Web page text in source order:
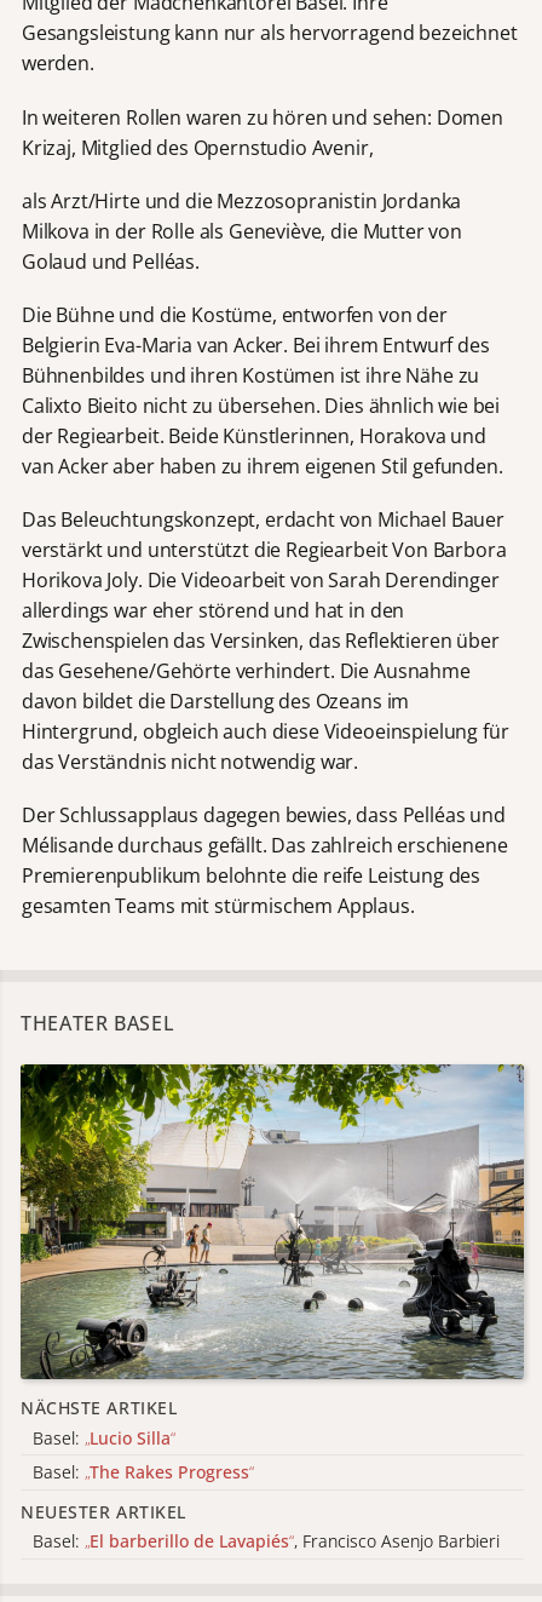
Gesangsleistung kann nur als hervorragend bezeichnet
werden.
In weiteren Rollen waren zu hören und sehen: Domen
Krizaj, Mitglied des Opernstudio Avenir,
als Arzt/Hirte und die Mezzosopranistin Jordanka
Milkova in der Rolle als Geneviève, die Mutter von
Golaud und Pelléas.
Die Bühne und die Kostüme, entworfen von der
Belgierin Eva-Maria van Acker. Bei ihrem Entwurf des
Bühnenbildes und ihren Kostümen ist ihre Nähe zu
Calixto Bieito nicht zu übersehen. Dies ähnlich wie bei
der Regiearbeit. Beide Künstlerinnen, Horakova und
van Acker aber haben zu ihrem eigenen Stil gefunden.
Das Beleuchtungskonzept, erdacht von Michael Bauer
verstärkt und unterstützt die Regiearbeit Von Barbora
Horikova Joly. Die Videoarbeit von Sarah Derendinger
allerdings war eher störend und hat in den
Zwischenspielen das Versinken, das Reflektieren über
das Gesehene/Gehörte verhindert. Die Ausnahme
davon bildet die Darstellung des Ozeans im
Hintergrund, obgleich auch diese Videoeinspielung für
das Verständnis nicht notwendig war.
Der Schlussapplaus dagegen bewies, dass Pelléas und
Mélisande durchaus gefällt. Das zahlreich erschienene
Premierenpublikum belohnte die reife Leistung des
gesamten Teams mit stürmischem Applaus.
THEATER BASEL
NÄCHSTE ARTIKEL
Basel: „Lucio Silla“
Basel: „The Rakes Progress“
NEUESTER ARTIKEL
Basel: „El barberillo de Lavapiés“, Francisco Asenjo Barbieri